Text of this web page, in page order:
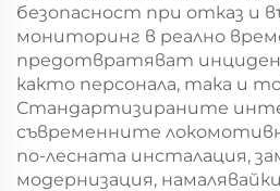
безопасност при отказ и
мониторинг в реално
предотвратяват
както персонала, така и
Стандартизираните
съвременните
по-лесната инсталация,
модернизация,